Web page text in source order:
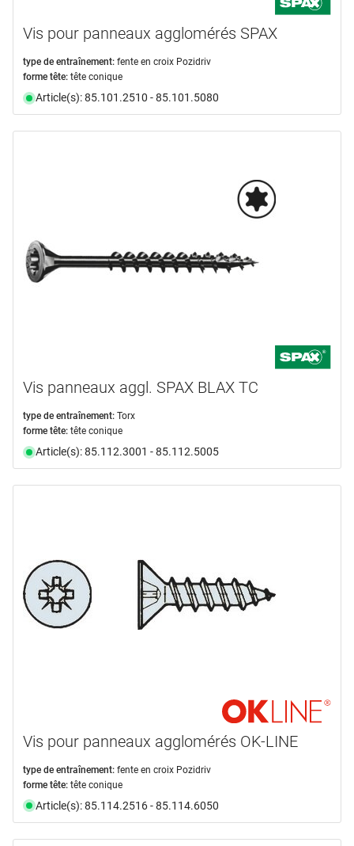
Vis pour panneaux agglomérés SPAX
type de entraînement: fente en croix Pozidriv
forme tête: tête conique
Article(s): 85.101.2510 - 85.101.5080
Vis panneaux aggl. SPAX BLAX TC
type de entraînement: Torx
forme tête: tête conique
Article(s): 85.112.3001 - 85.112.5005
Vis pour panneaux agglomérés OK-LINE
type de entraînement: fente en croix Pozidriv
forme tête: tête conique
Article(s): 85.114.2516 - 85.114.6050